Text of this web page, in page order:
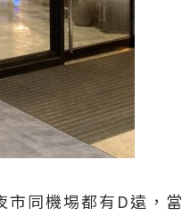
同機埸都有D遠，